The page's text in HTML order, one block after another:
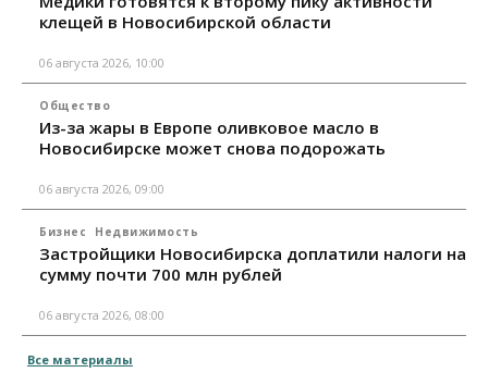
клещей в Новосибирской области
06 августа 2026, 10:00
Общество
Из-за жары в Европе оливковое масло в
Новосибирске может снова подорожать
06 августа 2026, 09:00
Бизнес Недвижимость
Застройщики Новосибирска доплатили налоги на
сумму почти 700 млн рублей
06 августа 2026, 08:00
Все материалы